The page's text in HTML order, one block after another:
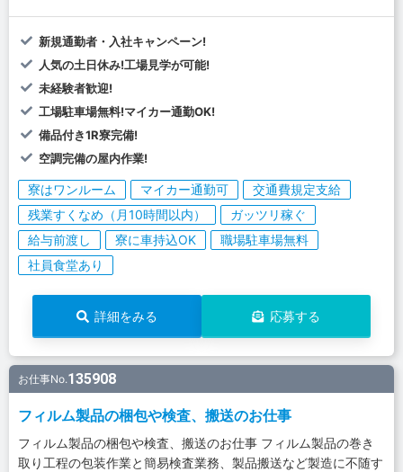
新規通勤者・入社キャンペーン!
人気の土日休み!工場見学が可能!
未経験者歓迎!
工場駐車場無料!マイカー通勤OK!
備品付き1R寮完備!
空調完備の屋内作業!
寮はワンルーム マイカー通勤可
交通費規定支給
残業すくなめ（月10時間以内）
ガッツリ稼ぐ
給与前渡し
寮に車持込OK
職場駐車場無料
社員食堂あり
詳細をみる 応募する
お仕事No.135908
フィルム製品の梱包や検査、搬送のお仕事
フィルム製品の梱包や検査、搬送のお仕事 フィルム製品の巻き
取り工程の包装作業と簡易検査業務、製品搬送など製造に不随す